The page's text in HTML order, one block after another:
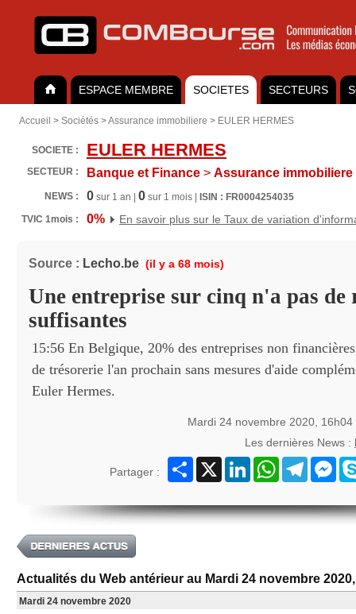
ESPACE MEMBRE SOCIETES SECTEURS
Accueil > Sociétés >Assurance immobiliere > EULER HERMES
SOCIETE : EULER HERMES
SECTEUR : Banque et Finance > Assurance immobiliere
NEWS : 0 sur 1 an | 0 sur 1 mois |
ISIN : FR0004254035
TVIC 1mois :
0% En savoir plus sur le Taux de variation
Source : Lecho.be (il y a 68 mois)
Une entreprise sur cinq n'a pas de
suffisantes
15:56 En Belgique, 20% des entreprises non
de trésorerie l'an prochain sans mesures d'aide
Euler Hermes.
Mardi 24 novembre 2020,
Les dernières News :
Partager :
Partager
X LinkedInWhatsAppTelegram
Actualités du Web antérieur au Mardi 24 novembre
Mardi 24 novembre 2020